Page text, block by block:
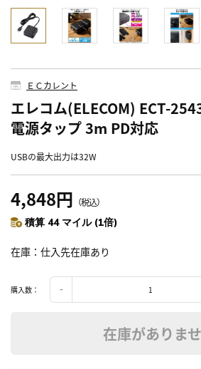
ＥＣカレント
エレコム(ELECOM) ECT-
電源タップ 3m PD対応
USBの最大出力は32W
4,848円 （税込）
積算 44 マイル (1倍)
在庫 仕入先在庫あり
購入数：
在庫がありま